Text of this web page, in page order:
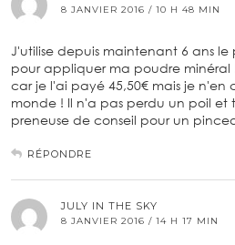
8 JANVIER 2016 / 10 H 48 MIN
J'utilise depuis maintenant 6 ans
pour appliquer ma poudre minéral
car je l'ai payé 45,50€ mais je n'en
monde ! Il n'a pas perdu un poil et
preneuse de conseil pour un
RÉPONDRE
JULY IN THE SKY
8 JANVIER 2016 / 14 H 17 MIN